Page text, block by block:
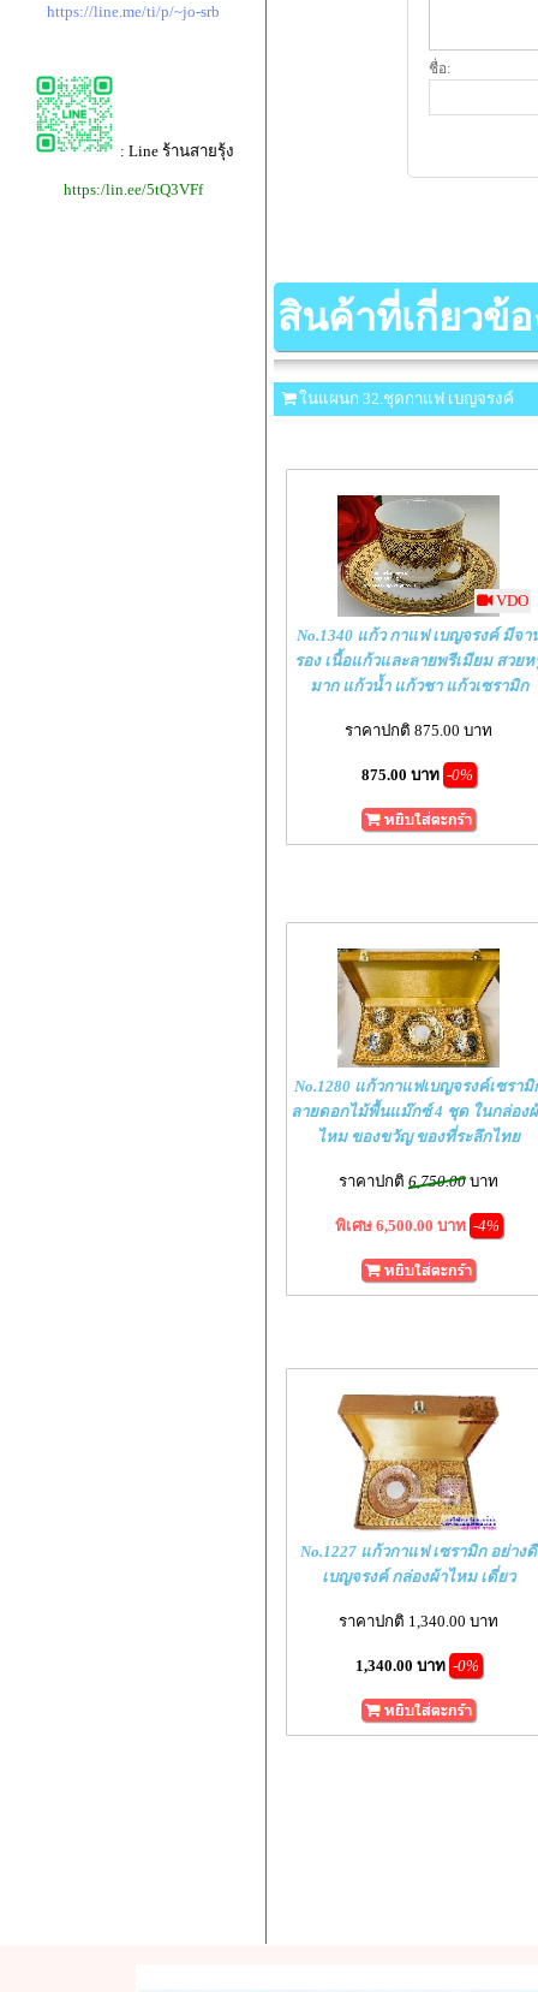
https://line.me/ti/p/~jo-srb
: Line ร้านสายรุ้ง
https:/lin.ee/5tQ3VFf
ชื่อ:
สินค้าที่เกี่ยวข้อ
ในแผนก 32.ชุดกาแฟ เบญจรงค์
VDO
No.1340 แก้ว กาแฟ เบญจรงค์ มีจา
รอง เนื้อแก้วและลายพรีเมียม สวยห
มาก แก้วน้ำ แก้วชา แก้วเซรามิก
ราคาปกติ 875.00 บาท
875.00 บาท -0%
No.1280 แก้วกาแฟเบญจรงค์เซรามิ
ลายดอกไม้พื้นแม๊กซ์ 4 ชุด ในกล่อง
ไหม ของขวัญ ของที่ระลึกไทย
ราคาปกติ 6,750.00 บาท
พิเศษ 6,500.00 บาท -4%
No.1227 แก้วกาแฟ เซรามิก อย่างดี
เบญจรงค์ กล่องผ้าไหม เดี่ยว
ราคาปกติ 1,340.00 บาท
1,340.00 บาท -0%